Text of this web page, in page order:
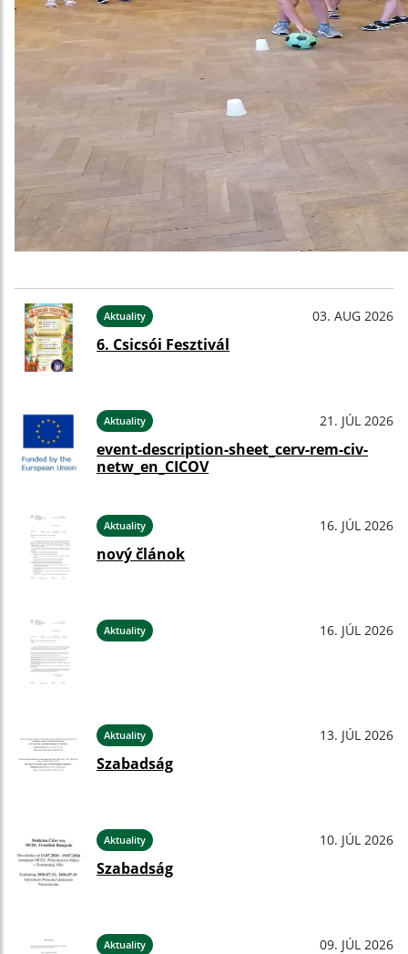
Aktuality 03. AUG 2026
6. Csicsói Fesztivál
Aktuality 21. JÚL 2026
event-description-sheet_cerv-rem-civ-
netw_en_CICOV
Aktuality 16. JÚL 2026
nový článok
Aktuality 16. JÚL 2026
Aktuality 13. JÚL 2026
Szabadság
Aktuality 10. JÚL 2026
Szabadság
Aktuality 09. JÚL 2026